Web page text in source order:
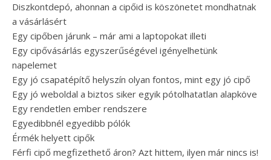
Diszkontdepó, ahonnan a cipőid is köszönetet mondhatnak
a vásárlásért
Egy cipőben járunk – már ami a laptopokat illeti
Egy cipővásárlás egyszerűségével igényelhetünk
napelemet
Egy jó csapatépítő helyszín olyan fontos, mint egy jó cipő
Egy jó weboldal a biztos siker egyik pótolhatatlan alapköve
Egy rendetlen ember rendszere
Egyedibbnél egyedibb pólók
Érmék helyett cipők
Férfi cipő megfizethető áron? Azt hittem, ilyen már nincs is!